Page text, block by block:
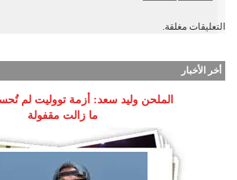
التعليقات مغلقة.
أخر الأخبار
الملحن وليد سعد: أزمة تووليت لم
ما زالت مقفولة